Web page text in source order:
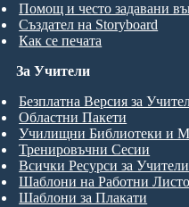
Помощ и често задавани
Създател на Storyboard
Как се печата
За Учители
Безплатна Версия за
Областни Пакети
Училищни Библиотеки и
Тренировъчни Сесии
Всички Ресурси за Учители
Шаблони на Работни
Шаблони за Плакати